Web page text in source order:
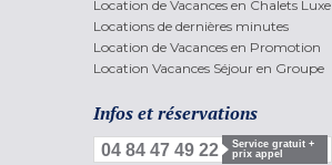
Location de Vacances en Chalets Luxe
Locations de dernières minutes
Location de Vacances en Promotion
Location Vacances Séjour en Groupe
Infos et réservations
04 84 47 49 22
Service gratuit +
prix appel